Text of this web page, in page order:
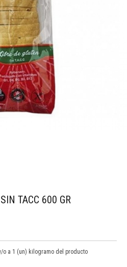
TACC 600 GR
o a 1 (un) kilogramo del producto